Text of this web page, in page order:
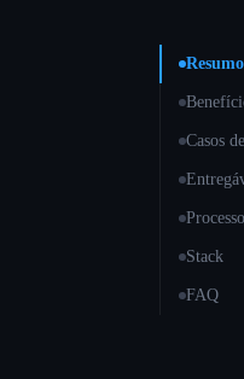
Resumo
Casos
Processo
Stack
FAQ